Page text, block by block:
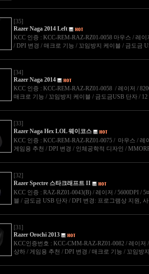
[35]
Razer Naga 2014 Left
KCC 인증 : KCC-REM-RAZ-RZ01-0058 마우스 / 레
/ DPI 변경 / 매크로 기능 / 꼬임방지 케이블 / 금도금
[34]
Razer Naga 2014
KCC 인증 : KCC-REM-RAZ-RZ01-0058 / 레이저 /
매크로 기능 / 꼬임방지 케이블 / 금도금USB 단자 /
[33]
Razer Naga Hex LOL 웨이코스
KCC 인증 : KCC-REM-RAZ-RZ01-0075 / 마우스 / 레
게임용 추천 / DPI 변경 / 인체공학적 디자인 /
[32]
Razer Spectre 스타크래프트 II
KCC 인증 : RAZ-RZ01-0043(B) / 레이저 / 5600DPI /
블 / 금도금 USB 단자 / DPI 변경: 프로그램상 지원,
[31]
Razer Orochi 2013
KCC인증번호 : KCC-CMM-RAZ-RZ01-0082 / 레이저
상하 / 게임용 추천 / DPI 변경 / 매크로 기능 / 꼬임방